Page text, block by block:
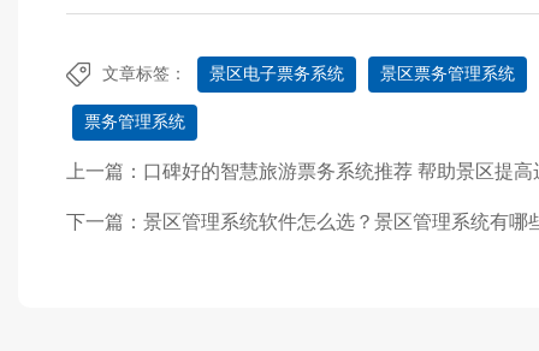
文章标签： 景区电子票务系统 景区票务管理系统
票务管理系统
上一篇： 口碑好的智慧旅游票务系统推荐 帮助景区提高
下一篇： 景区管理系统软件怎么选？景区管理系统有哪